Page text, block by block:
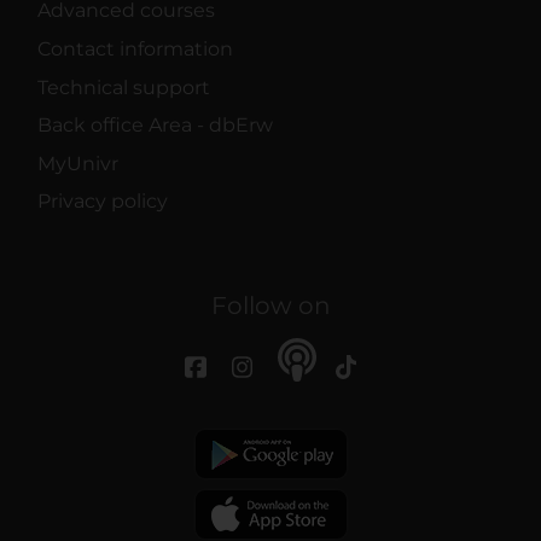
Advanced courses
Contact information
Technical support
Back office Area - dbErw
MyUnivr
Privacy policy
Follow on